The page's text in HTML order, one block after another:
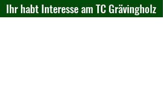
Ihr habt Interesse am TC Grävingholz